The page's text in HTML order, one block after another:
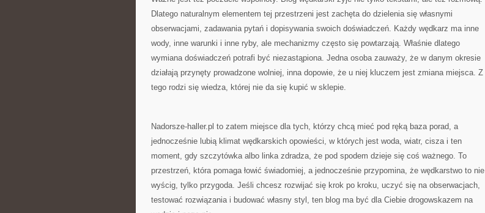
Dlatego naturalnym elementem tej przestrzeni jest zachęta do dzielenia się własnymi
obserwacjami, zadawania pytań i dopisywania swoich doświadczeń. Każdy wędkarz ma inne
wody, inne warunki i inne ryby, ale mechanizmy często się powtarzają. Właśnie dlatego
wymiana doświadczeń potrafi być niezastąpiona. Jedna osoba zauważy, że w danym okresie
działają przynęty prowadzone wolniej, inna dopowie, że u niej kluczem jest zmiana miejsca. Z
tego rodzi się wiedza, której nie da się kupić w sklepie.
Nadorsze-haller.pl to zatem miejsce dla tych, którzy chcą mieć pod ręką baza porad, a
jednocześnie lubią klimat wędkarskich opowieści, w których jest woda, wiatr, cisza i ten
moment, gdy szczytówka albo linka zdradza, że pod spodem dzieje się coś ważnego. To
przestrzeń, która pomaga łowić świadomiej, a jednocześnie przypomina, że wędkarstwo to nie
wyścig, tylko przygoda. Jeśli chcesz rozwijać się krok po kroku, uczyć się na obserwacjach,
testować rozwiązania i budować własny styl, ten blog ma być dla Ciebie drogowskazem na